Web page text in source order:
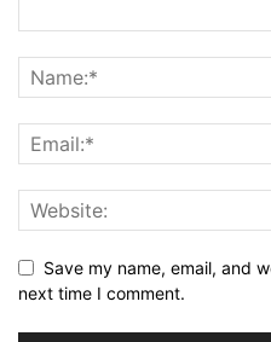
Save my name, email, and
next time I comment.